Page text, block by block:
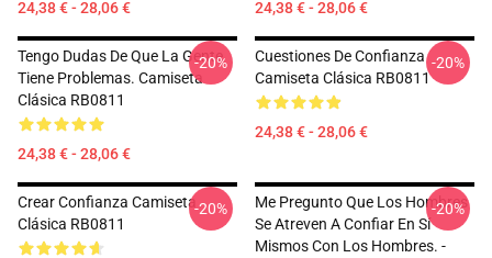
24,38 € - 28,06 € 24,38 € - 28,06 €
Tengo Dudas De Que La Gente
Tiene Problemas. Camiseta
Clásica RB0811
24,38 € - 28,06 €
-20%
Cuestiones De Confianza
Camiseta Clásica RB0811
24,38 € - 28,06 €
-20%
Crear Confianza Camiseta
Clásica RB0811
-20%
Me Pregunto Que Los Hombres
Se Atreven A Confiar En Sí
Mismos Con Los Hombres. -
-20%